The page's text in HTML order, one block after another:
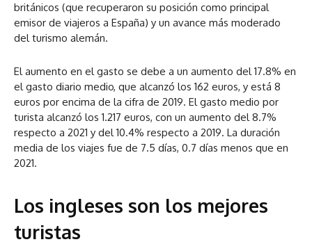
británicos (que recuperaron su posición como principal
emisor de viajeros a España) y un avance más moderado
del turismo alemán.
El aumento en el gasto se debe a un aumento del 17.8% en
el gasto diario medio, que alcanzó los 162 euros, y está 8
euros por encima de la cifra de 2019. El gasto medio por
turista alcanzó los 1.217 euros, con un aumento del 8.7%
respecto a 2021 y del 10.4% respecto a 2019. La duración
media de los viajes fue de 7.5 días, 0.7 días menos que en
2021.
Los ingleses son los mejores
turistas